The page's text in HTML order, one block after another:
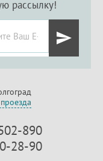
рассылку!
890
28-90